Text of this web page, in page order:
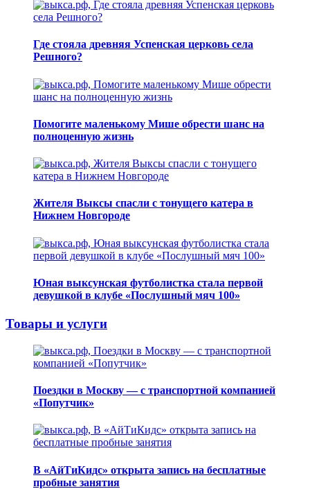
Где стояла древняя Успенская церковь села
Решного?
Помогите маленькому Мише обрести шанс на
полноценную жизнь
Жителя Выксы спасли с тонущего катера в
Нижнем Новгороде
Юная выксунская футболистка стала первой
девушкой в клубе «Послушный мяч 100»
Товары и услуги
Поездки в Москву — с транспортной компанией
«Попутчик»
В «АйТиКидс» открыта запись на бесплатные
пробные занятия